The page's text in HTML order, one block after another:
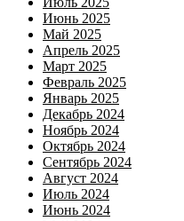
Июнь 2025
Май 2025
Апрель 2025
Март 2025
Февраль 2025
Январь 2025
Декабрь 2024
Ноябрь 2024
Октябрь 2024
Сентябрь 2024
Август 2024
Июль 2024
Июнь 2024